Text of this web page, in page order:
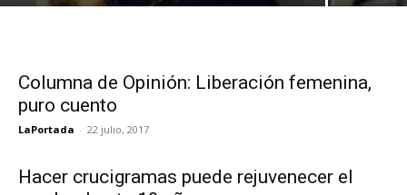
Columna de Opinión: Liberación femenina,
puro cuento
LaPortada - 22 julio, 2017
Hacer crucigramas puede rejuvenecer el